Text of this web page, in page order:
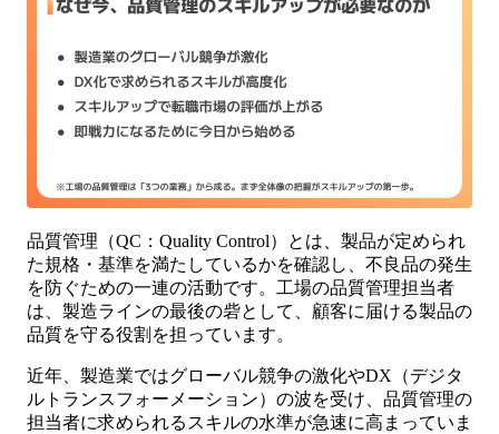
品質管理（QC：Quality Control）とは、製品が定められ
た規格・基準を満たしているかを確認し、不良品の発生
を防ぐための一連の活動です。工場の品質管理担当者
は、製造ラインの最後の砦として、顧客に届ける製品の
品質を守る役割を担っています。
近年、製造業ではグローバル競争の激化やDX（デジタ
ルトランスフォーメーション）の波を受け、品質管理の
担当者に求められるスキルの水準が急速に高まっていま